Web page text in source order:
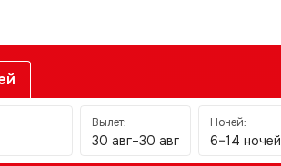
Вылет:
30 авг–30 авг
Ночей:
6–14 ночей